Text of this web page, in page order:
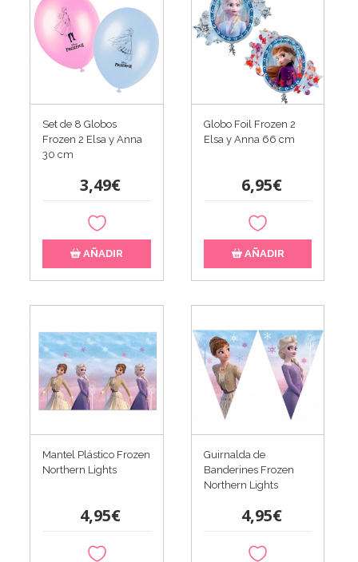
Set de 8 Globos
Frozen 2 Elsa y Anna
30 cm
3,49€
AÑADIR
Globo Foil Frozen 2
Elsa y Anna 66 cm
6,95€
AÑADIR
Mantel Plástico Frozen
Northern Lights
4,95€
Guirnalda de
Banderines Frozen
Northern Lights
4,95€